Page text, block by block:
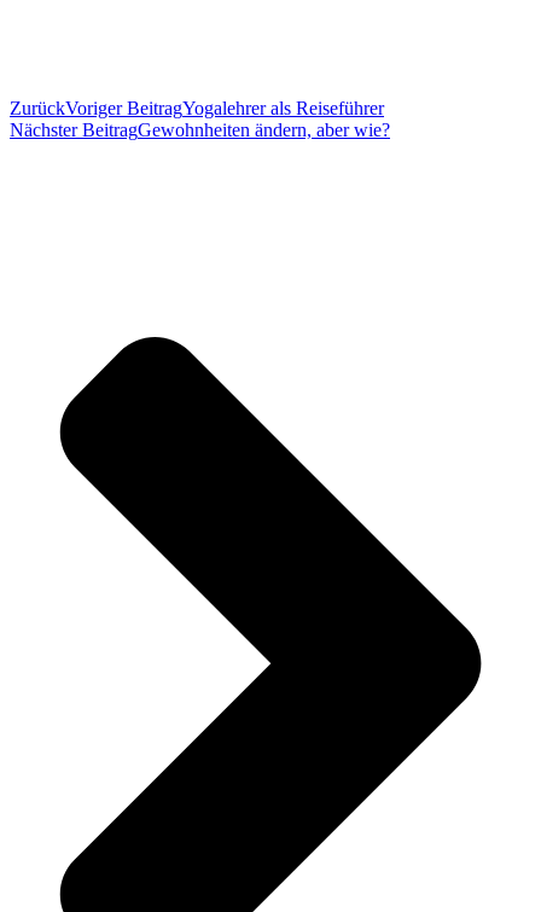
ZurückVoriger BeitragYogalehrer als Reiseführer
Nächster BeitragGewohnheiten ändern, aber wie?